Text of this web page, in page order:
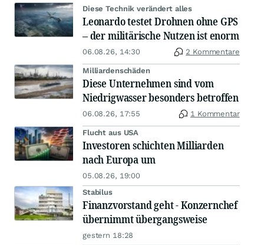
Diese Technik verändert alles
Leonardo testet Drohnen ohne GPS
– der militärische Nutzen ist enorm
06.08.26, 14:30 2 Kommentare
Milliardenschäden
Diese Unternehmen sind vom
Niedrigwasser besonders betroffen
06.08.26, 17:55 1 Kommentar
Flucht aus USA
Investoren schichten Milliarden
nach Europa um
05.08.26, 19:00
Stabilus
Finanzvorstand geht - Konzernchef
übernimmt übergangsweise
gestern 18:28